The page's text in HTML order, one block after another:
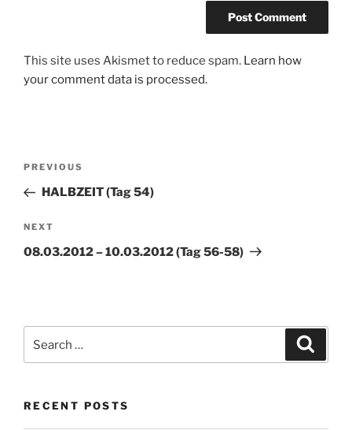
This site uses Akismet to reduce spam. Learn how
your comment data is processed.
Previous
Post
PREVIOUS
HALBZEIT (Tag 54)
Next
Post
NEXT
08.03.2012 – 10.03.2012 (Tag 56-58)
for:
RECENT POSTS